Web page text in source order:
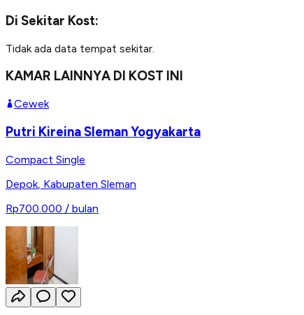
Di Sekitar Kost:
Tidak ada data tempat sekitar.
KAMAR LAINNYA DI KOST INI
Cewek
Putri Kireina Sleman Yogyakarta
Compact Single
Depok Kabupaten Sleman
Rp700.000 / bulan